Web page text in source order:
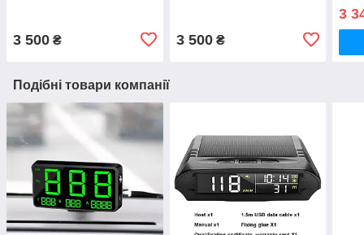
3 500 ₴ 3 500₴
3
Подібні товари компанії